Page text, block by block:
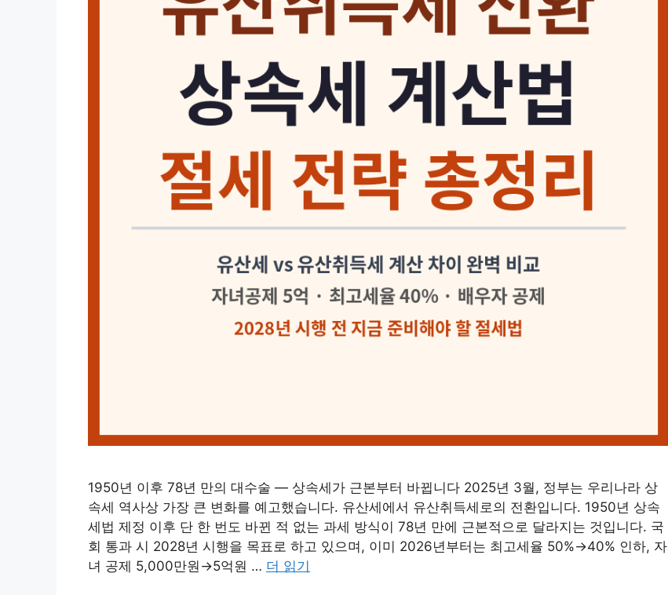
1950년 이후 78년 만의 대수술 — 상속세가 근본부터 바뀝니다 2025년 3월, 정부는 우리나라 상
속세 역사상 가장 큰 변화를 예고했습니다. 유산세에서 유산취득세로의 전환입니다. 1950년 상속
세법 제정 이후 단 한 번도 바뀐 적 없는 과세 방식이 78년 만에 근본적으로 달라지는 것입니다. 국
회 통과 시 2028년 시행을 목표로 하고 있으며, 이미 2026년부터는 최고세율 50%→40% 인하, 자
녀 공제 5,000만원→5억원 … 더 읽기